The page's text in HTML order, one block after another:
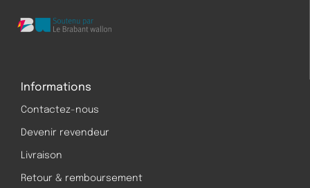
Informations
Contactez-nous
Devenir revendeur
Livraison
Retour & remboursement